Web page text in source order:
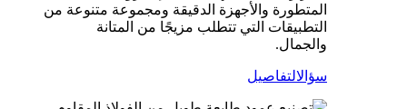
المتطورة والأجهزة الدقيقة ومجموعة متنوعة من
التطبيقات التي تتطلب مزيجًا من المتانة
والجمال.
سؤالالتفاصيل